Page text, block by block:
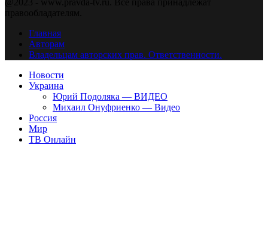
@2023 - www.pravda-tv.ru. Все права принадлежат
правообладателям.
Главная
Авторам
Владельцам авторских прав. Ответственности.
Новости
Украина
Юрий Подоляка — ВИДЕО
Михаил Онуфриенко — Видео
Россия
Мир
ТВ Онлайн